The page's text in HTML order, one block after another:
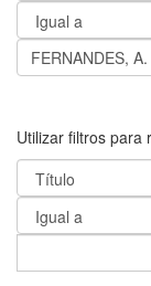
Utilizar filtros para